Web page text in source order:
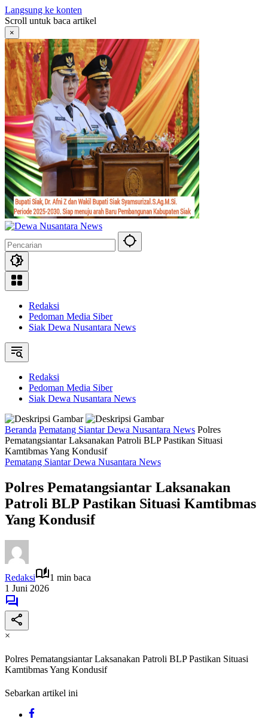
Langsung ke konten
Scroll untuk baca artikel
×
Redaksi
Pedoman Media Siber
Siak Dewa Nusantara News
Redaksi
Pedoman Media Siber
Siak Dewa Nusantara News
Beranda Pematang Siantar Dewa Nusantara News Polres
Pematangsiantar Laksanakan Patroli BLP Pastikan Situasi
Kamtibmas Yang Kondusif
Pematang Siantar Dewa Nusantara News
Polres Pematangsiantar Laksanakan
Patroli BLP Pastikan Situasi Kamtibmas
Yang Kondusif
Redaksi
1 min baca
1 Juni 2026
×
Polres Pematangsiantar Laksanakan Patroli BLP Pastikan Situasi
Kamtibmas Yang Kondusif
Sebarkan artikel ini